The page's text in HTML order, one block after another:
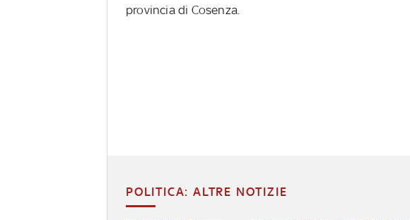
provincia di Cosenza.
POLITICA: ALTRE NOTIZIE